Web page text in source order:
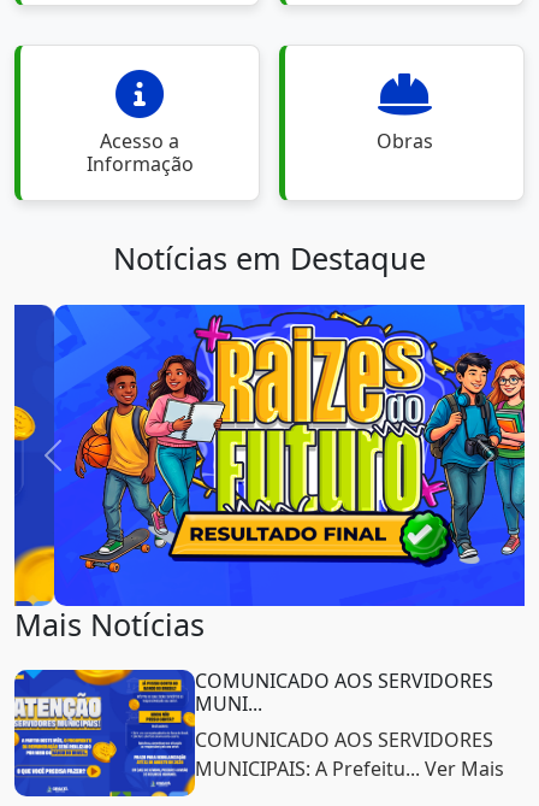
Acesso a
Informação
Obras
Notícias em Destaque
Previous Next
Mais Notícias
COMUNICADO AOS SERVIDORES
MUNI...
COMUNICADO AOS SERVIDORES
MUNICIPAIS: A Prefeitu... Ver Mais